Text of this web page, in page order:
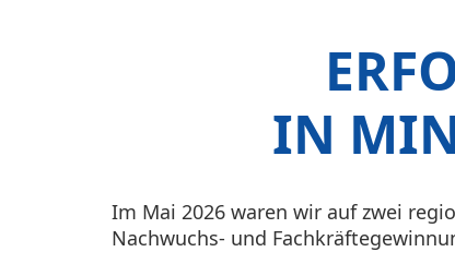
IN
Im Mai 2026 waren wir auf zwei
Nachwuchs- und